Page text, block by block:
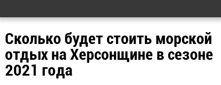
Сколько будет стоить морской
отдых на Херсонщине в сезоне
2021 года